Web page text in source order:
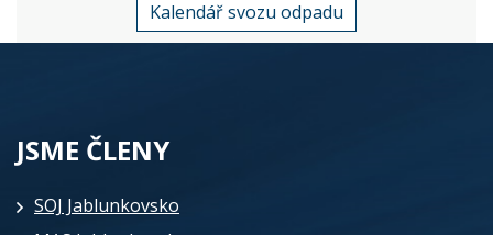
Kalendář svozu odpadu
JSME ČLENY
SOJ Jablunkovsko